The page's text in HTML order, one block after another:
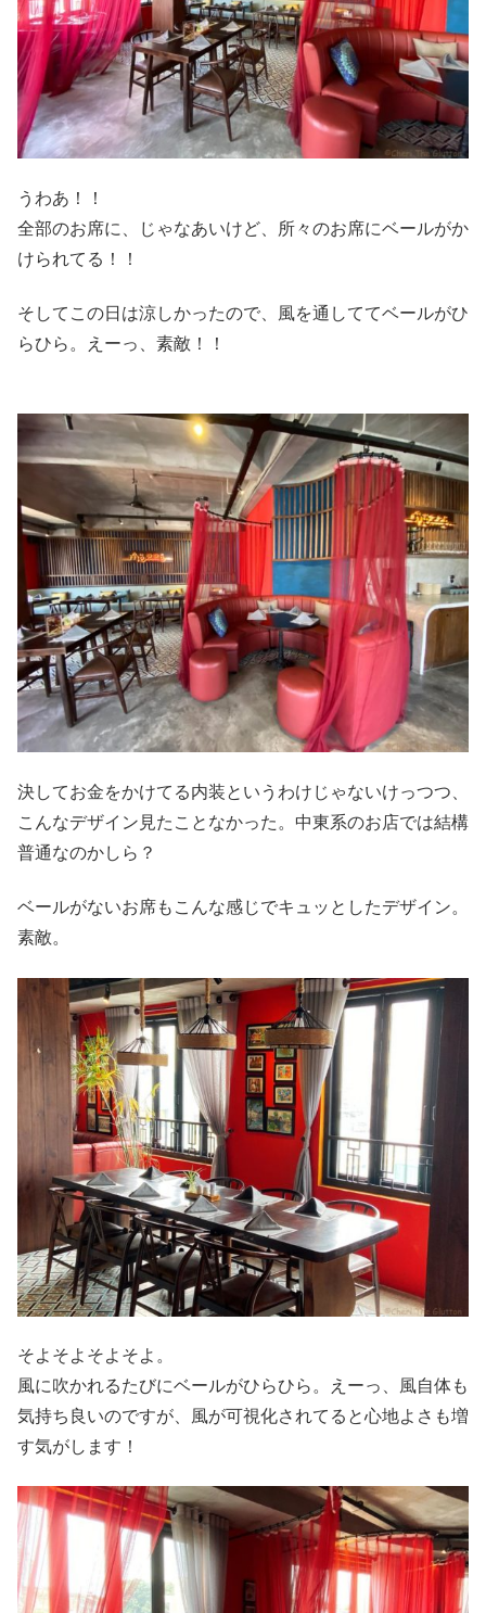
うわあ！！
全部のお席に、じゃなあいけど、所々のお席にベールがか
けられてる！！
そしてこの日は涼しかったので、風を通しててベールがひ
らひら。えーっ、素敵！！
決してお金をかけてる内装というわけじゃないけっつつ、
こんなデザイン見たことなかった。中東系のお店では結構
普通なのかしら？
ベールがないお席もこんな感じでキュッとしたデザイン。
素敵。
そよそよそよそよ。
風に吹かれるたびにベールがひらひら。えーっ、風自体も
気持ち良いのですが、風が可視化されてると心地よさも増
す気がします！